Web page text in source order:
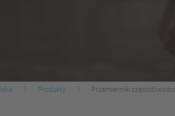
Produkty Przemienniki częstotliwości